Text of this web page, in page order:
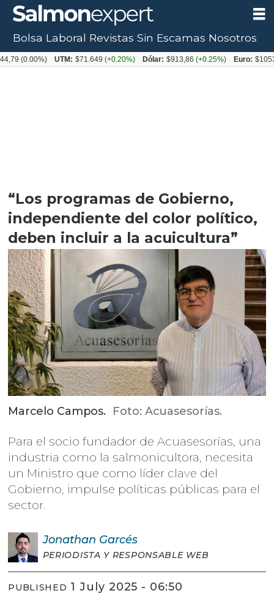
“Los programas de Gobierno,
independiente del color político,
deben incluir a la acuicultura”
Marcelo Campos. Foto: Acuasesorías.
Para el socio fundador de Acuasesorías, una
industria como la salmonicultora, necesita
un Ministro que como líder clave del
Gobierno, impulse políticas públicas para el
sector.
Jonathan Garcés
PERIODISTA Y RESPONSABLE WEB
PUBLISHED 1 July 2025 - 06:50
Bolsa Laboral Revistas Sin Escamas Nosotros
UTM: $71.649 (+0.20%) Dólar: $913,86 (+0.25%) Euro: $1053,08(-